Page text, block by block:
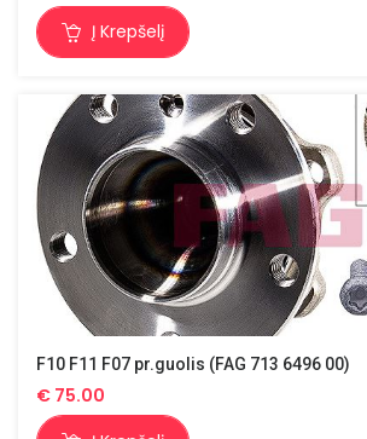
Į Krepšelį
F10 F11 F07 pr.guolis (FAG 713 6496 00)
€ 75.00